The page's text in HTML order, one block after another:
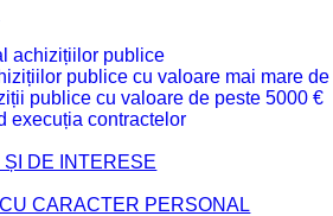
achizițiilor publice
publice cu valoare mai mare
publice cu valoare de peste 5000 €
execuția contractelor
DE INTERESE
CARACTER PERSONAL